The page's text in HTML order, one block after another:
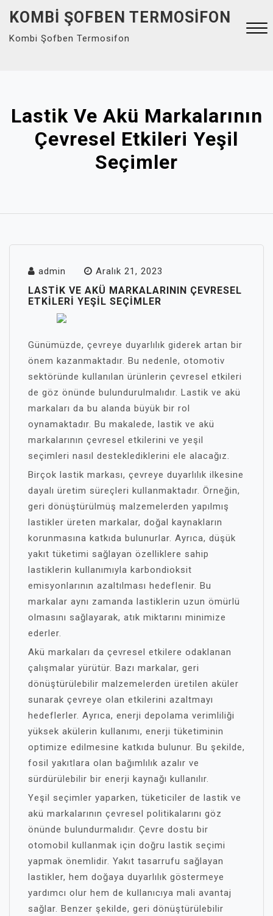
content
KOMBI ŞOFBEN TERMOSIFON
Kombi Şofben Termosifon
Lastik Ve Akü Markalarının
Çevresel Etkileri Yeşil
Seçimler
admin Aralık 21, 2023
LASTIK VE AKÜ MARKALARININ ÇEVRESEL
ETKILERI YEŞIL SEÇIMLER
Günümüzde, çevreye duyarlılık giderek artan bir
önem kazanmaktadır. Bu nedenle, otomotiv
sektöründe kullanılan ürünlerin çevresel etkileri
de göz önünde bulundurulmalıdır. Lastik ve akü
markaları da bu alanda büyük bir rol
oynamaktadır. Bu makalede, lastik ve akü
markalarının çevresel etkilerini ve yeşil
seçimleri nasıl desteklediklerini ele alacağız.
Birçok lastik markası, çevreye duyarlılık ilkesine
dayalı üretim süreçleri kullanmaktadır. Örneğin,
geri dönüştürülmüş malzemelerden yapılmış
lastikler üreten markalar, doğal kaynakların
korunmasına katkıda bulunurlar. Ayrıca, düşük
yakıt tüketimi sağlayan özelliklere sahip
lastiklerin kullanımıyla karbondioksit
emisyonlarının azaltılması hedeflenir. Bu
markalar aynı zamanda lastiklerin uzun ömürlü
olmasını sağlayarak, atık miktarını minimize
ederler.
Akü markaları da çevresel etkilere odaklanan
çalışmalar yürütür. Bazı markalar, geri
dönüştürülebilir malzemelerden üretilen aküler
sunarak çevreye olan etkilerini azaltmayı
hedeflerler. Ayrıca, enerji depolama verimliliği
yüksek akülerin kullanımı, enerji tüketiminin
optimize edilmesine katkıda bulunur. Bu şekilde,
fosil yakıtlara olan bağımlılık azalır ve
sürdürülebilir bir enerji kaynağı kullanılır.
Yeşil seçimler yaparken, tüketiciler de lastik ve
akü markalarının çevresel politikalarını göz
önünde bulundurmalıdır. Çevre dostu bir
otomobil kullanmak için doğru lastik seçimi
yapmak önemlidir. Yakıt tasarrufu sağlayan
lastikler, hem doğaya duyarlılık göstermeye
yardımcı olur hem de kullanıcıya mali avantaj
sağlar. Benzer şekilde, geri dönüştürülebilir